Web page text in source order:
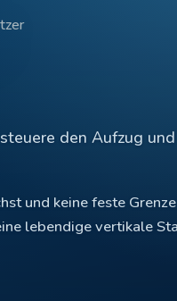
den Aufzug
und keine feste
lebendige vertikale